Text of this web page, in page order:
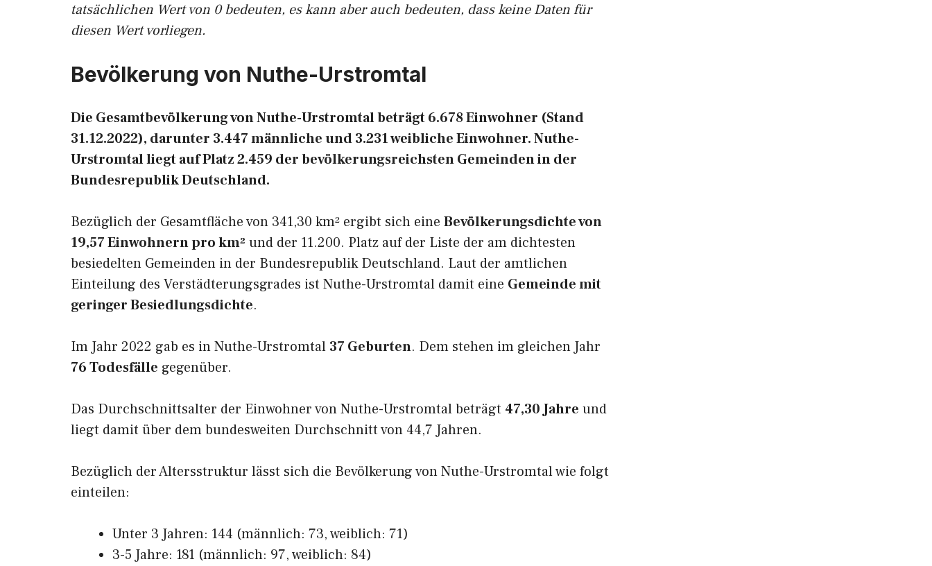
tatsächlichen Wert von 0 bedeuten, es kann aber auch bedeuten, dass keine Daten für
diesen Wert vorliegen.
Bevölkerung von Nuthe-Urstromtal
Die Gesamtbevölkerung von Nuthe-Urstromtal beträgt 6.678 Einwohner (Stand
31.12.2022), darunter 3.447 männliche und 3.231 weibliche Einwohner. Nuthe-
Urstromtal liegt auf Platz 2.459 der bevölkerungsreichsten Gemeinden in der
Bundesrepublik Deutschland.
Bezüglich der Gesamtfläche von 341,30 km² ergibt sich eine Bevölkerungsdichte von
19,57 Einwohnern pro km² und der 11.200. Platz auf der Liste der am dichtesten
besiedelten Gemeinden in der Bundesrepublik Deutschland. Laut der amtlichen
Einteilung des Verstädterungsgrades ist Nuthe-Urstromtal damit eine Gemeinde mit
geringer Besiedlungsdichte.
Im Jahr 2022 gab es in Nuthe-Urstromtal 37 Geburten. Dem stehen im gleichen Jahr
76 Todesfälle gegenüber.
Das Durchschnittsalter der Einwohner von Nuthe-Urstromtal beträgt 47,30 Jahre und
liegt damit über dem bundesweiten Durchschnitt von 44,7 Jahren.
Bezüglich der Altersstruktur lässt sich die Bevölkerung von Nuthe-Urstromtal wie folgt
einteilen:
Unter 3 Jahren: 144 (männlich: 73, weiblich: 71)
3-5 Jahre: 181 (männlich: 97, weiblich: 84)